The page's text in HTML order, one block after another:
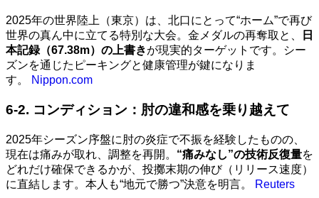
2025年の世界陸上（東京）は、北口にとって“ホーム”で再び
世界の真ん中に立てる特別な大会。金メダルの再奪取と、
日
本記録（67.38m）の上書きが現実的ターゲットです。シー
ズンを通じたピーキングと健康管理が鍵になりま
す。
Nippon.com
6-2. コンディション：肘の違和感を乗り越えて
2025年シーズン序盤に肘の炎症で不振を経験したものの、
現在は痛みが取れ、調整を再開。 “痛みなし”の技術反復量を
どれだけ確保できるかが、投擲末期の伸び（リリース速度）
に直結します。本人も“地元で勝つ”決意を明言。
Reuters